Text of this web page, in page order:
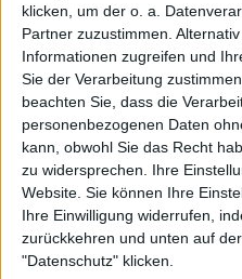
klicken, um der o. a.
Partner zuzustimmen.
Informationen zugreifen und
Sie der Verarbeitung
beachten Sie, dass die
personenbezogenen Daten
kann, obwohl Sie das Recht
zu widersprechen. Ihre
Website. Sie können Ihre
Ihre Einwilligung widerrufen,
zurückkehren und unten auf
"Datenschutz" klicken.
Mehr zu Body Count
BAND BODY